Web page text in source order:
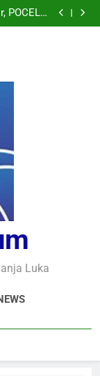
POČELO
RADA I
POSTATI
KRIZA U
LUDILO
Luka